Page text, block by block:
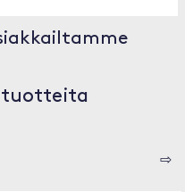
tuotteita
⇨